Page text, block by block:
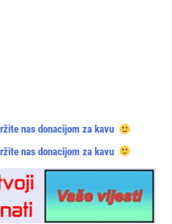
nas donacijom za kavu
nas donacijom za kavu